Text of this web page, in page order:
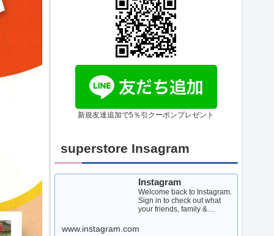
新規友達追加で5％引クーポンプレゼント
superstore Insagram
Instagram
Welcome back to Instagram.
Sign in to check out what
your friends, family &
capturing & sharing arou...
www.instagram.com